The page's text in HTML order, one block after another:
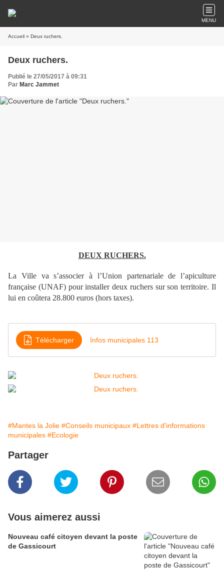
MENU
Accueil » Deux ruchers.
Deux ruchers.
Publié le 27/05/2017 à 09:31
Par Marc Jammet
DEUX RUCHERS.
La Ville va s’associer à l’Union partenariale de l’apiculture
française (UNAF) pour installer deux ruchers sur son territoire. Il
lui en coûtera 28.800 euros (hors taxes).
Télécharger Infos municipales 113
#Mantes la Jolie #Conseils municipaux #Lettres d'informations
municipales #Ecologie
Partager
Vous aimerez aussi
Nouveau café citoyen devant la poste
de Gassicourt